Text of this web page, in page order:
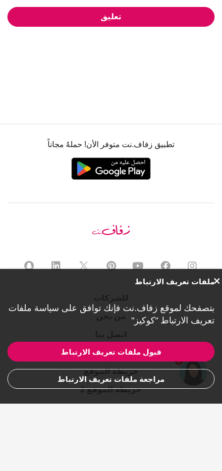
تعليق
تطبيق زفاف.نت متوفر الأن! حملهٌ مجاناً
من نحن
الخصوصية
خريطة الموقع
خريطة الموقع 2
ملفات تعريف الارتباط
بتصفحك لموقع زفاف.نت فإنك توافق على سياسة ملفات
تعريف الارتباط "كوكيز"
قبول ملفات تعريف الارتباط
مراجعة ملفات تعريف الارتباط
1